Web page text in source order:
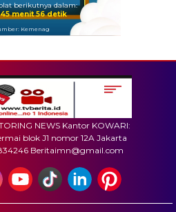
berikutnya dalam:
menit 56 detik
Kemenag
NEWS Kantor KOWARI:
blok J1 nomor 12A Jakarta
Beritaimn@gmail.com